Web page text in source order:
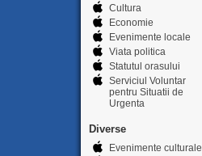
Cultura
Economie
Evenimente locale
Viata politica
Statutul orasului
Serviciul Voluntar
pentru Situatii de
Urgenta
Diverse
Evenimente culturale